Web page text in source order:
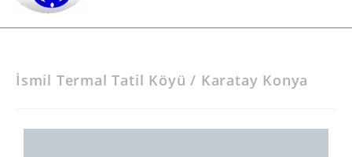
İsmil Termal Tatil Köyü / Karatay Konya